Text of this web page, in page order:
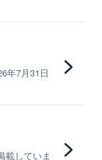
年7月31日
載していま